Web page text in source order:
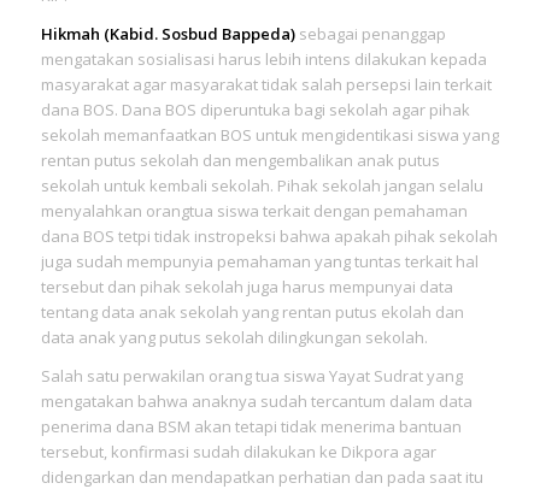
Hikmah (Kabid. Sosbud Bappeda)sebagai penanggap
mengatakan sosialisasi harus lebih intens dilakukan kepada
masyarakat agar masyarakat tidak salah persepsi lain terkait
dana BOS. Dana BOS diperuntuka bagi sekolah agar pihak
sekolah memanfaatkan BOS untuk mengidentikasi siswa yang
rentan putus sekolah dan mengembalikan anak putus
sekolah untuk kembali sekolah. Pihak sekolah jangan selalu
menyalahkan orangtua siswa terkait dengan pemahaman
dana BOS tetpi tidak instropeksi bahwa apakah pihak sekolah
juga sudah mempunyia pemahaman yang tuntas terkait hal
tersebut dan pihak sekolah juga harus mempunyai data
tentang data anak sekolah yang rentan putus ekolah dan
data anak yang putus sekolah dilingkungan sekolah.
Salah satu perwakilan orang tua siswa Yayat Sudrat yang
mengatakan bahwa anaknya sudah tercantum dalam data
penerima dana BSM akan tetapi tidak menerima bantuan
tersebut, konfirmasi sudah dilakukan ke Dikpora agar
didengarkan dan mendapatkan perhatian dan pada saat itu